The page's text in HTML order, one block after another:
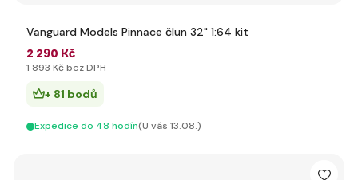
Vanguard Models Pinnace člun 32" 1:64 kit
2 290 Kč
1 893 Kč bez DPH
+ 81 bodů
Expedice do 48 hodín(U vás 13.08.)